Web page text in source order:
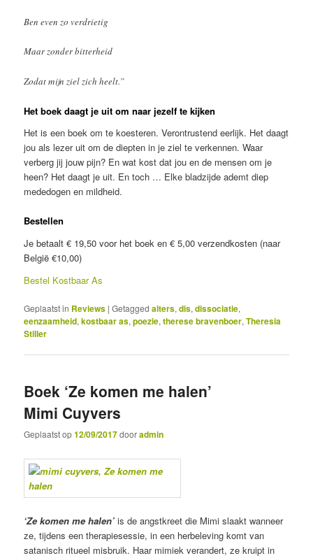
Ben even zo verdrietig
Maar zonder bitterheid
Zodat mijn ziel zich heelt.”
Het boek daagt je uit om naar jezelf te kijken
Het is een boek om te koesteren. Verontrustend eerlijk. Het daagt
jou als lezer uit om de diepten in je ziel te verkennen. Waar
verberg jij jouw pijn? En wat kost dat jou en de mensen om je
heen? Het daagt je uit. En toch … Elke bladzijde ademt diep
mededogen en mildheid.
Bestellen
Je betaalt € 19,50 voor het boek en € 5,00 verzendkosten (naar
België €10,00)
Bestel Kostbaar As
Geplaatst in Reviews |Getagged alters,dis,dissociatie,
eenzaamheid,kostbaar as,poezie,therese bravenboer,Theresia
Stiller
Boek ‘Ze komen me halen’
Mimi Cuyvers
Geplaatst op12/09/2017dooradmin
‘Ze komen me halen’ is de angstkreet die Mimi slaakt wanneer
ze, tijdens een therapiesessie, in een herbeleving komt van
satanisch ritueel misbruik. Haar mimiek verandert, ze kruipt in